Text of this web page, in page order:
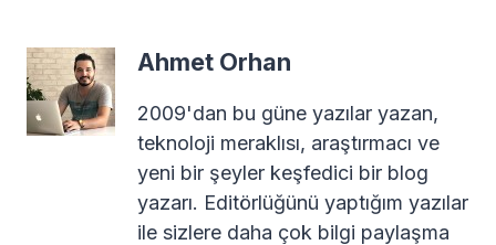
Ahmet Orhan
2009'dan bu güne yazılar yazan,
teknoloji meraklısı, araştırmacı ve
yeni bir şeyler keşfedici bir blog
yazarı. Editörlüğünü yaptığım yazılar
ile sizlere daha çok bilgi paylaşma